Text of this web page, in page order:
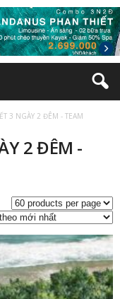
3 NGÀY 2 ĐÊM - TEAM
2 ĐÊM -